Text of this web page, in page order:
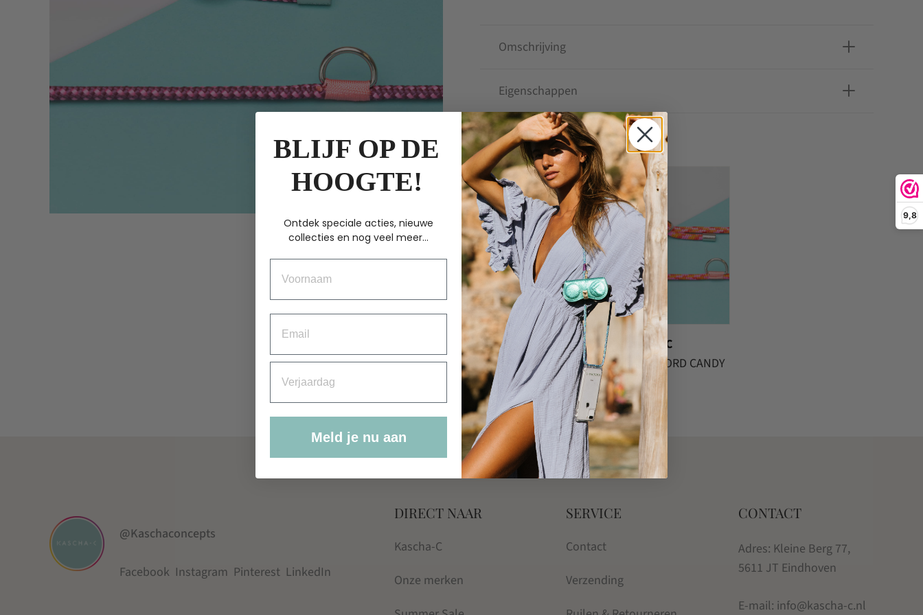
9,8
Omschrijving
Eigenschappen
ANDERE KOCHTEN OOK
BESTSELLER
Kascha-C
IPHONE ESSENTIAL
COVER
€19.95-€21.00
Prijsklasse:
€19.95
tot
€21.00
Kascha-C
BASIC CORD CANDY
€19.95
@Kaschaconcepts
Facebook Instagram Pinterest LinkedIn
DIRECT NAAR
Kascha-C
Onze merken
SERVICE
Contact
Verzending
CONTACT
Adres: Kleine Berg 77,
5611 JT Eindhoven
E-mail: info@kascha-c.nl
BLIJF OP DE
HOOGTE!
Ontdek speciale acties, nieuwe
collecties en nog veel meer...
Meld je nu aan